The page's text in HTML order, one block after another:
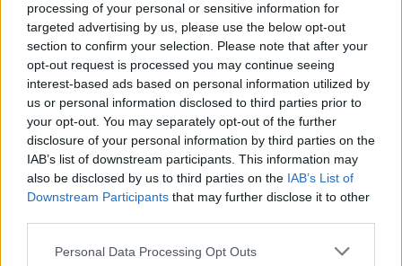
processing of your personal or sensitive information for
targeted advertising by us, please use the below opt-out
section to confirm your selection. Please note that after your
opt-out request is processed you may continue seeing
interest-based ads based on personal information utilized by
us or personal information disclosed to third parties prior to
your opt-out. You may separately opt-out of the further
disclosure of your personal information by third parties on the
IAB’s list of downstream participants. This information may
also be disclosed by us to third parties on the IAB’s List of
Downstream Participants that may further disclose it to other
Personal Data Processing Opt Outs
V Hranické propasti na Přerovsku zemřel při
průzkumném ponoru potápěč
8.8.2026 09:58 | HRANICE (ČTK)
Diskuse: 1
V Hranické propasti, nejhlubší
zatopené jeskyni na světě,
zemřel potápěč. Tragická
událost se stala ve středu při
průzkumném ponoru,
informovala na sociálnísítiSpeleologická záchranná služba. Tělo
bylo vyzvednuto z hloubky 186 metrů. Na případ upozornil server
Novinky.cz. Policie případ vyšetřuje pro trestný čin usmrcení z
nedbalosti, řekla ČTK policejní mluvčí Miluše Zajícová. Muž, hasič z